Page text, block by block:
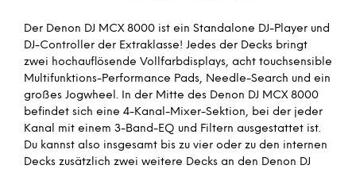
Der Denon DJ MCX 8000 ist ein Standalone DJ-Player und
DJ-Controller der Extraklasse! Jedes der Decks bringt
zwei hochauflösende Vollfarbdisplays, acht touchsensible
Multifunktions-Performance Pads, Needle-Search und ein
großes Jogwheel. In der Mitte des Denon DJ MCX 8000
befindet sich eine 4-Kanal-Mixer-Sektion, bei der jeder
Kanal mit einem 3-Band-EQ und Filtern ausgestattet ist.
Du kannst also insgesamt bis zu vier oder zu den internen
Decks zusätzlich zwei weitere Decks an den Denon DJ